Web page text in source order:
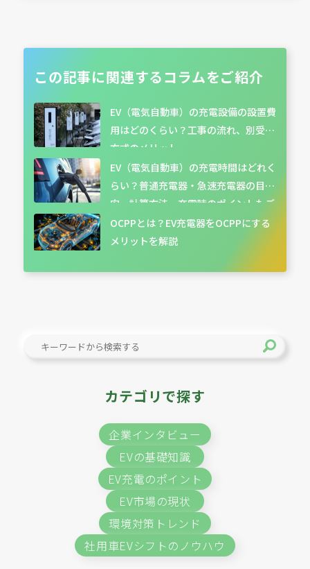
この記事に関連するコラムをご紹介
EV（電気自動車）の充電設備の設置費
用はどのくらい？工事の流れ、別受電
方式のメリット
EV（電気自動車）の充電時間はどれく
らい？普通充電器・急速充電器の目
安、計算方法、充電時のポイントもご
紹介
OCPPとは？EV充電器をOCPPにする
メリットを解説
カテゴリで探す
企業インタビュー
EVの基礎知識
EV充電のポイント
EV市場の現状
環境対策トレンド
社用車EVシフトのノウハウ